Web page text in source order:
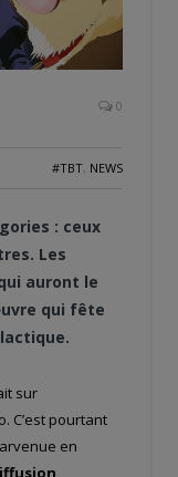
0
#TBT, NEWS
: ceux
Les
auront le
qui fête
sur
C’est pourtant
en